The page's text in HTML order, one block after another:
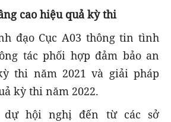
cao hiệu quả kỳ thi
đạo Cục A03 thông tin tình
tác phối hợp đảm bảo an
thi năm 2021 và giải pháp
kỳ thi năm 2022.
hội nghị đến từ các sở